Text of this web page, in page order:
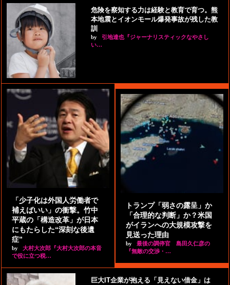
危険を察知する力は経験と教育で育つ。熊
本地震とイオンモール爆発事故が残した教
訓
by
引地達也『ジャーナリスティックなやさし
い…
「少子化は外国人労働者で
補えばいい」の衝撃。竹中
平蔵の「構造改革」が日本
にもたらした“深刻な後遺
症”
by
大村大次郎『大村大次郎の本音
で役に立つ税…
トランプ「弱さの露呈」か
「合理的な判断」か？米国
がイランへの大規模攻撃を
見送った理由
by
最後の調停官 島田久仁彦の
『無敵の交渉・…
巨大IT企業が抱える「見えない借金」は